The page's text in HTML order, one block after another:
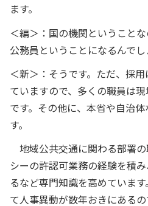
ます。
＜編＞：国の機関ということ
公務員ということになるんでし
＜新＞：そうです。ただ、採
ていますので、多くの職員は
です。その他に、本省や自治
す。
地域公共交通に関わる部署
シーの許認可業務の経験を積
るなど専門知識を高めていま
て人事異動が数年おきにある